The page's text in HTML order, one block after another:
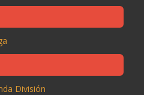
División